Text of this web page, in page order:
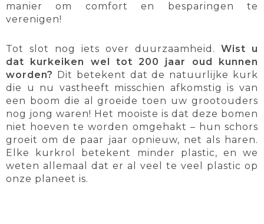
manier om comfort en besparingen te
verenigen!
Tot slot nog iets over duurzaamheid. Wist u
dat kurkeiken wel tot 200 jaar oud kunnen
worden?
Dit betekent dat de natuurlijke kurk
die u nu vastheeft misschien afkomstig is van
een boom die al groeide toen uw grootouders
nog jong waren! Het mooiste is dat deze bomen
niet hoeven te worden omgehakt – hun schors
groeit om de paar jaar opnieuw, net als haren.
Elke kurkrol betekent minder plastic, en we
weten allemaal dat er al veel te veel plastic op
onze planeet is.